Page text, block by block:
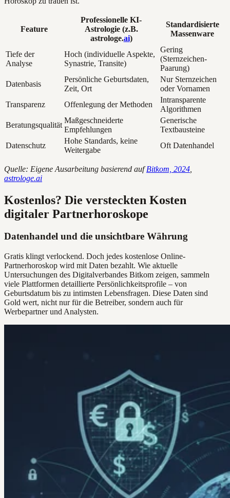
Feature
Professionelle KI-
Astrologie (z.B.
astrologe.ai)
Standardisierte
Massenware
Tiefe der
Analyse
Hoch (individuelle Aspekte,
Synastrie, Transite)
Gering
(Sternzeichen-
Paarung)
Datenbasis
Persönliche Geburtsdaten,
Zeit, Ort
Nur Sternzeichen
oder Vornamen
Transparenz
Offenlegung der Methoden
Intransparente
Algorithmen
Beratungsqualität
Maßgeschneiderte
Empfehlungen
Generische
Textbausteine
Datenschutz
Hohe Standards, keine
Weitergabe
Oft Datenhandel
Quelle: Eigene Ausarbeitung basierend aufBitkom, 2024
astrologe.ai
Kostenlos? Die versteckten Kosten
digitaler Partnerhoroskope
Datenhandel und die unsichtbare Währung
Gratis klingt verlockend. Doch jedes kostenlose Online-
Partnerhoroskop wird mit Daten bezahlt. Wie aktuelle
Untersuchungen des Digitalverbandes Bitkom zeigen, sammeln
viele Plattformen detaillierte Persönlichkeitsprofile – von
Geburtsdatum bis zu intimsten Lebensfragen. Diese Daten sind
Gold wert, nicht nur für die Betreiber, sondern auch für
Werbepartner und Analysten.